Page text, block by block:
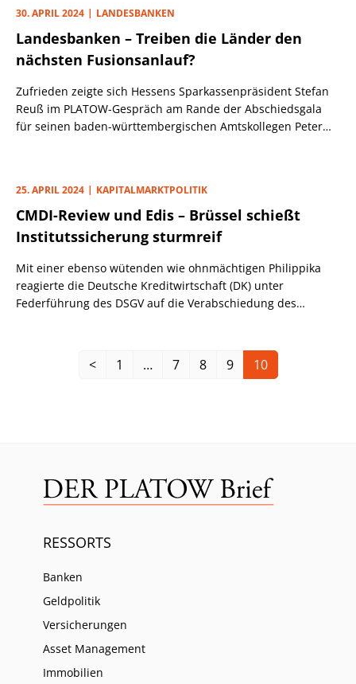
Nachfolger Matthias Neth.
30. APRIL 2024 LANDESBANKEN
Landesbanken – Treiben die Länder den
nächsten Fusionsanlauf?
Zufrieden zeigte sich Hessens Sparkassenpräsident Stefan
Reuß im PLATOW-Gespräch am Rande der Abschiedsgala
für seinen baden-württembergischen Amtskollegen Peter
Helaba ein, davon 500 Mio. Euro als hochverzinste AT1-
Anleihe.
25. APRIL 2024 KAPITALMARKTPOLITIK
CMDI-Review und Edis – Brüssel schießt
Institutssicherung sturmreif
Mit einer ebenso wütenden wie ohnmächtigen Philippika
reagierte die Deutsche Kreditwirtschaft (DK) unter
Federführung des DSGV auf die Verabschiedung des
< 1 … 7 8 9 10
RESSORTS
Banken
Geldpolitik
Versicherungen
Asset Management
Immobilien